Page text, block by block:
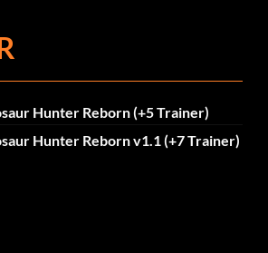
Hunter Reborn (+5 Trainer)
Hunter Reborn v1.1 (+7 Trainer)